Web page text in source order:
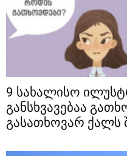
9 სახალისო
განსხვავებაა
გასათხოვარ ქალს